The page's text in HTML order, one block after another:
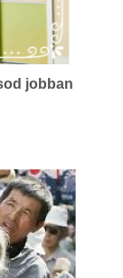
jobban